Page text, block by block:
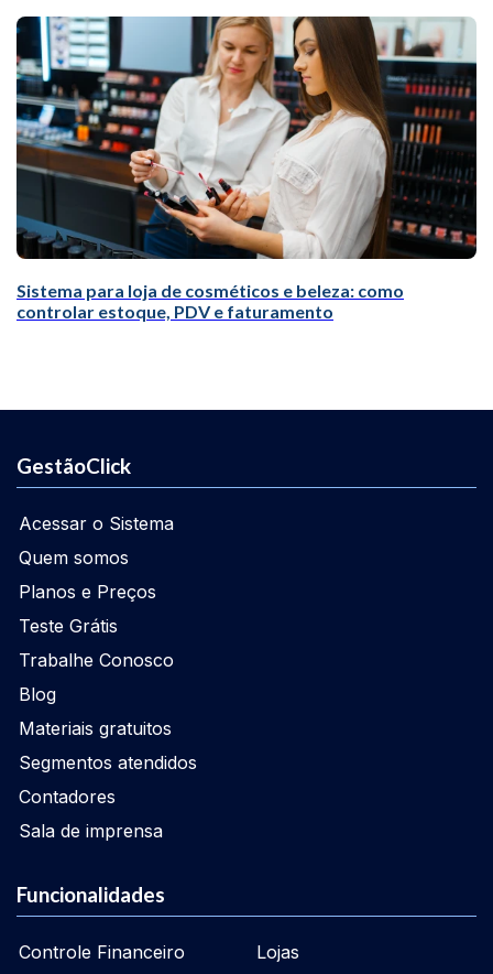
Sistema para loja de cosméticos e beleza: como
controlar estoque, PDV e faturamento
GestãoClick
Acessar o Sistema
Quem somos
Planos e Preços
Teste Grátis
Trabalhe Conosco
Blog
Materiais gratuitos
Segmentos atendidos
Contadores
Sala de imprensa
Funcionalidades
Controle Financeiro
Lojas